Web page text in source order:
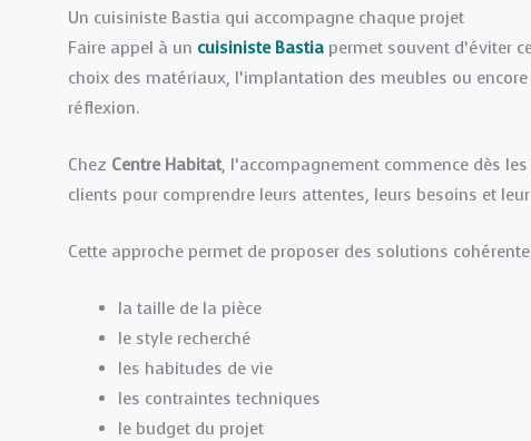
Un cuisiniste Bastia qui accompagne chaque projet
Faire appel à un cuisiniste Bastia permet souvent d’éviter
choix des matériaux, l’implantation des meubles ou
réflexion.
Chez Centre Habitat, l’accompagnement commence dès
clients pour comprendre leurs attentes, leurs besoins et
Cette approche permet de proposer des solutions
la taille de la pièce
le style recherché
les habitudes de vie
les contraintes techniques
le budget du projet